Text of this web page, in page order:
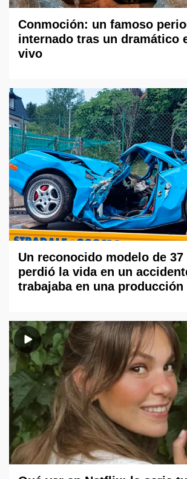
Conmoción: un famoso
internado tras un dramático
vivo
Un reconocido modelo de 37
perdió la vida en un
trabajaba en una producción